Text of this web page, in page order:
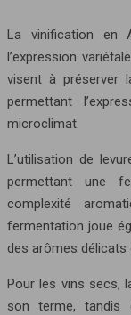
La vinification en
l’expression
visent à préserver
permettant
microclimat.
L’utilisation de
permettant une
complexité
fermentation joue
des arômes délicats
Pour les vins secs,
son terme, tandis